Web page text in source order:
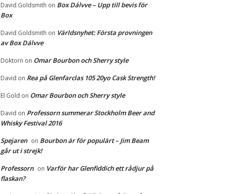
David Goldsmith on Box Dálvve – Upp till bevis för
Box
David Goldsmith on Världsnyhet: Första provningen
av Box Dálvve
Doktorn on Omar Bourbon och Sherry style
David on Rea på Glenfarclas 105 20yo Cask Strength!
El Gold on Omar Bourbon och Sherry style
David on Professorn summerar Stockholm Beer and
Whisky Festival 2016
Spejaren on Bourbon är för populärt – Jim Beam
går ut i strejk!
Professorn on Varför har Glenfiddich ett rådjur på
flaskan?